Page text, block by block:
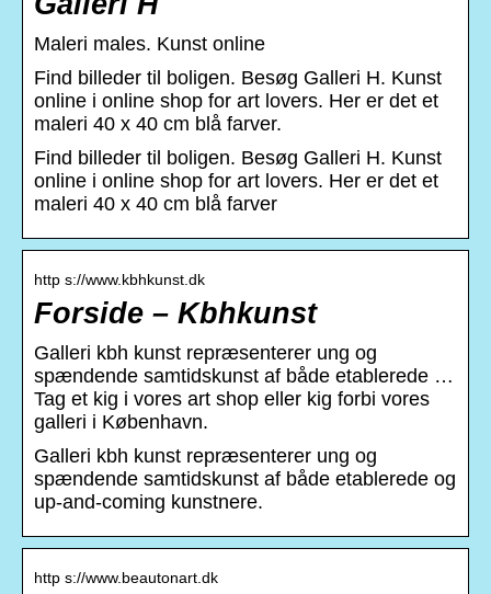
Maleri males. Kunst online
Find billeder til boligen. Besøg Galleri H. Kunst
online i online shop for art lovers. Her er det et
maleri 40 x 40 cm blå farver.
Find billeder til boligen. Besøg Galleri H. Kunst
online i online shop for art lovers. Her er det et
maleri 40 x 40 cm blå farver
http s://www.kbhkunst.dk
Forside – Kbhkunst
Galleri kbh kunst repræsenterer ung og
spændende samtidskunst af både etablerede …
Tag et kig i vores art shop eller kig forbi vores
galleri i København.
Galleri kbh kunst repræsenterer ung og
spændende samtidskunst af både etablerede og
up-and-coming kunstnere.
http s://www.beautonart.dk